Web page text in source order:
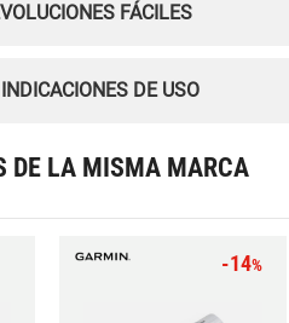
FÁCILES
DE USO
DE LA MISMA MARCA
-14%